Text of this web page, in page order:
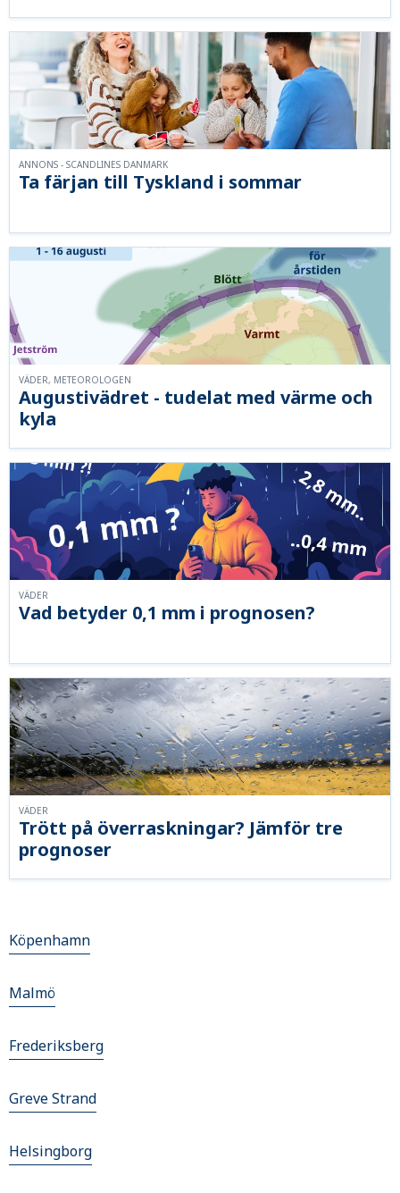
Ta färjan till Tyskland i sommar
ANNONS - SCANDLINES DANMARK
Augustivädret - tudelat med värme och
kyla
VÄDER, METEOROLOGEN
Vad betyder 0,1 mm i prognosen?
VÄDER
Trött på överraskningar? Jämför tre
prognoser
VÄDER
Köpenhamn
Malmö
Frederiksberg
Greve Strand
Helsingborg